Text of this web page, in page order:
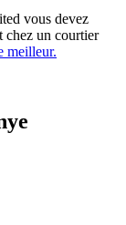
vous devez
chez un courtier
meilleur.